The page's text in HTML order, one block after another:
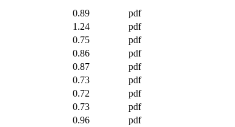
0.89
pdf
1.24
pdf
0.75
pdf
0.86
pdf
0.87
pdf
0.73
pdf
0.72
pdf
0.73
pdf
0.96
pdf